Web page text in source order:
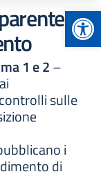
1 e 2–
sulle
i
di